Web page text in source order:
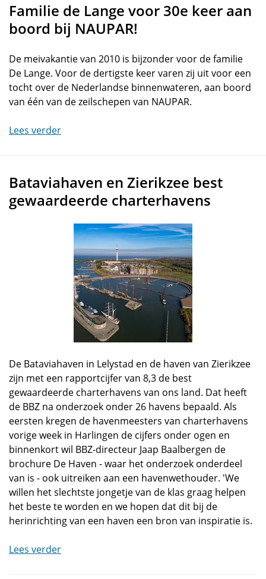
Familie de Lange voor 30e keer aan
boord bij NAUPAR!
De meivakantie van 2010 is bijzonder voor de familie
De Lange. Voor de dertigste keer varen zij uit voor een
tocht over de Nederlandse binnenwateren, aan boord
van één van de zeilschepen van NAUPAR.
Lees verder
Bataviahaven en Zierikzee best
gewaardeerde charterhavens
De Bataviahaven in Lelystad en de haven van Zierikzee
zijn met een rapportcijfer van 8,3 de best
gewaardeerde charterhavens van ons land. Dat heeft
de BBZ na onderzoek onder 26 havens bepaald. Als
eersten kregen de havenmeesters van charterhavens
vorige week in Harlingen de cijfers onder ogen en
binnenkort wil BBZ-directeur Jaap Baalbergen de
brochure De Haven - waar het onderzoek onderdeel
van is - ook uitreiken aan een havenwethouder. 'We
willen het slechtste jongetje van de klas graag helpen
het beste te worden en we hopen dat dit bij de
herinrichting van een haven een bron van inspiratie is.
Lees verder